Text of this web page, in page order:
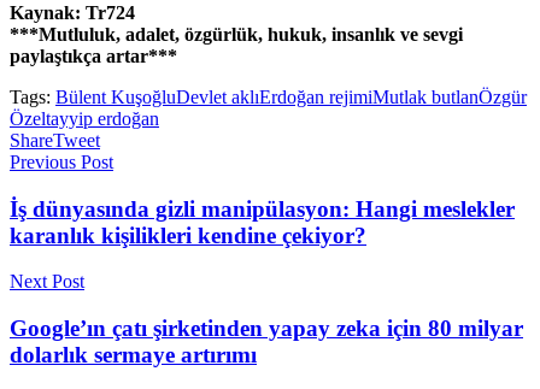
Kaynak: Tr724
***Mutluluk, adalet, özgürlük, hukuk, insanlık ve sevgi
paylaştıkça artar***
Tags: Bülent KuşoğluDevlet aklıErdoğan rejimiMutlak butlanÖzgür
Özeltayyip erdoğan
ShareTweet
Previous Post
İş dünyasında gizli manipülasyon: Hangi meslekler
karanlık kişilikleri kendine çekiyor?
Next Post
Google’ın çatı şirketinden yapay zeka için 80 milyar
dolarlık sermaye artırımı